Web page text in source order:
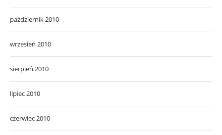
październik 2010
wrzesień 2010
sierpień 2010
lipiec 2010
czerwiec 2010